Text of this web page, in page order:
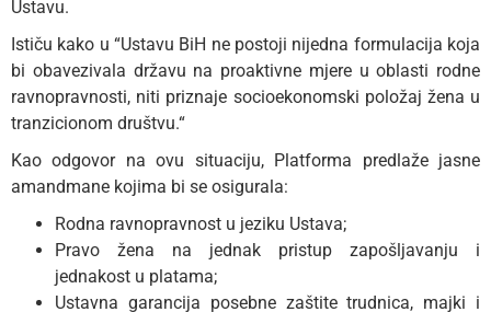
Ustavu.
Ističu kako u “Ustavu BiH ne postoji nijedna formulacija koja
bi obavezivala državu na proaktivne mjere u oblasti rodne
ravnopravnosti, niti priznaje socioekonomski položaj žena u
tranzicionom društvu.“
Kao odgovor na ovu situaciju, Platforma predlaže jasne
amandmane kojima bi se osigurala:
Rodna ravnopravnost u jeziku Ustava;
Pravo žena na jednak pristup zapošljavanju i
jednakost u platama;
Ustavna garancija posebne zaštite trudnica, majki i